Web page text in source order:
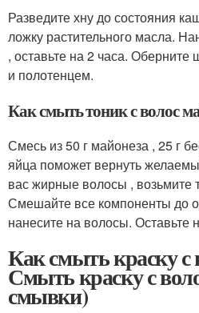
Разведите хну до состояния
ложку растительного масла.
, оставьте на 2 часа.
и полотенцем.
Как смыть тоник с волос
Смесь из 50 г майонеза , 25 г
яйца поможет вернуть
вас жирные волосы , возьмите
Смешайте все компоненты до
нанесите на волосы. Оставьте
Как смыть краску с
Смыть краску с
смывки)